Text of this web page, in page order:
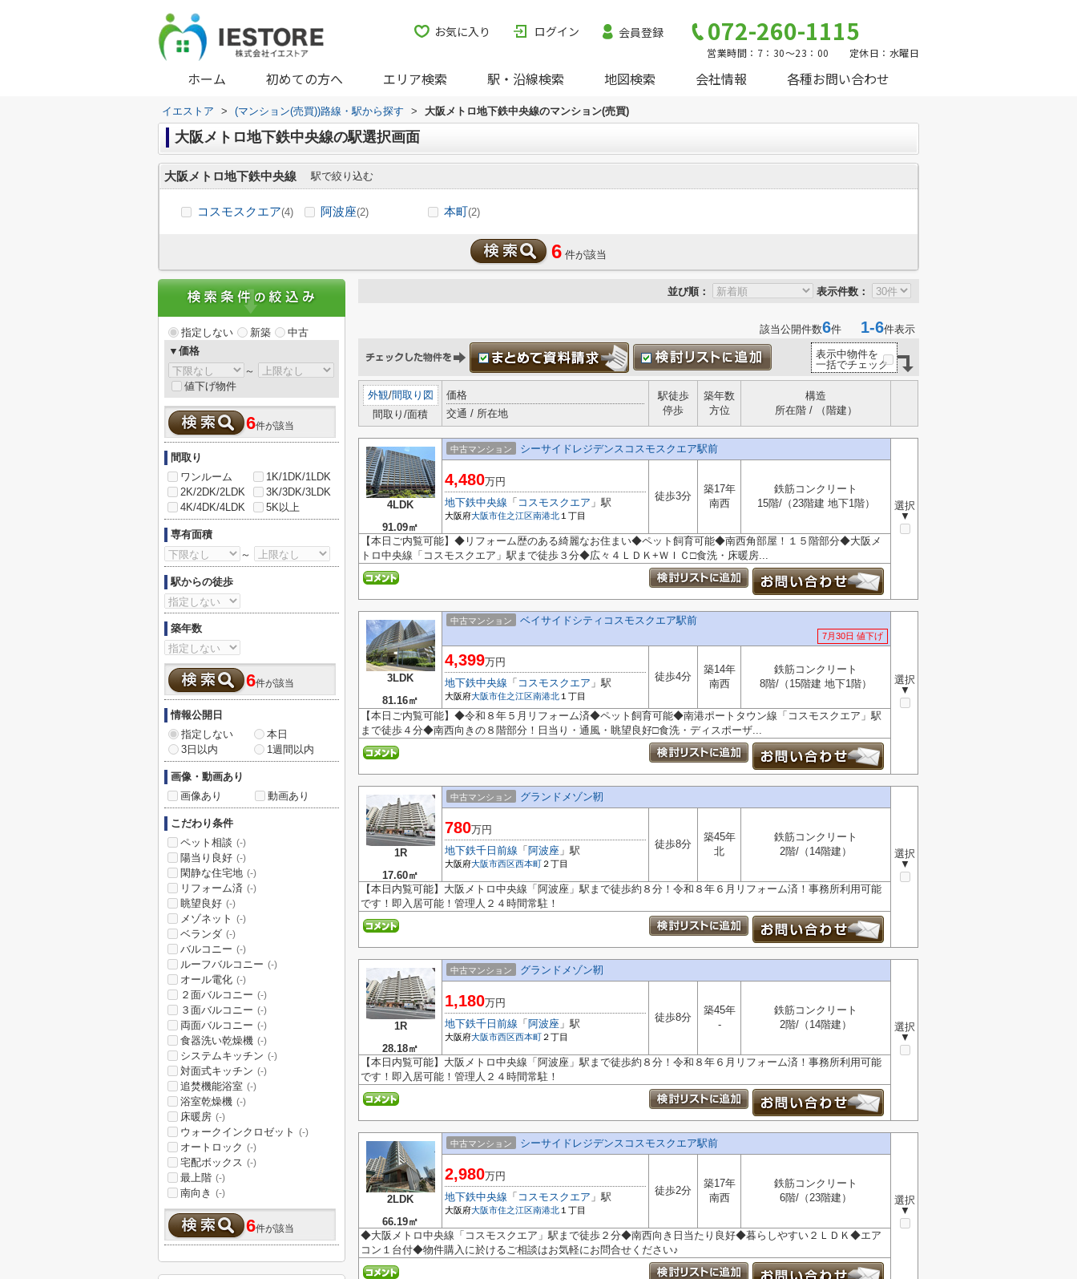
お気に入り ログイン 会員登録 072-260-1115
営業時間：7：30～23：00 定休日：水曜日
ホーム 初めての方へ エリア検索 駅・沿線検索 地図検索 会社情報 各種お問い合わせ
イエストア > (マンション(売買))路線・駅から探す > 大阪メトロ地下鉄中央線のマンション(売買)
大阪メトロ地下鉄中央線の駅選択画面
大阪メトロ地下鉄中央線 駅で絞り込む
コスモスクエア(4) 阿波座(2) 本町(2)
6 件が該当
並び順： 表示件数：
該当公開件数6件 1-6件表示
表示中物件を
一括でチェック
外観/間取り図
間取り/面積
価格
交通 / 所在地
駅徒歩
停歩
築年数
方位
構造
所在階 / （階建）
4LDK
91.09㎡
中古マンション シーサイドレジデンスコスモスクエア駅前
選択
▼
4,480万円
地下鉄中央線 「 コスモスクエア 」駅
大阪府大阪市住之江区南港北 １丁目
徒歩3分
築17年
南西
鉄筋コンクリート
15階/（23階建 地下1階）
【本日ご内覧可能】◆リフォーム歴のある綺麗なお住まい◆ペット飼育可能◆南西角部屋！１５階部分◆大阪メ
トロ中央線「コスモスクエア」駅まで徒歩３分◆広々４ＬＤＫ+ＷＩＣ□食洗・床暖房...
3LDK
81.16㎡
中古マンション ベイサイドシティコスモスクエア駅前
7月30日 値下げ
選択
▼
4,399万円
地下鉄中央線 「 コスモスクエア 」駅
大阪府大阪市住之江区南港北 １丁目
徒歩4分
築14年
南西
鉄筋コンクリート
8階/（15階建 地下1階）
【本日ご内覧可能】◆令和８年５月リフォーム済◆ペット飼育可能◆南港ポートタウン線「コスモスクエア」駅
まで徒歩４分◆南西向きの８階部分！日当り・通風・眺望良好□食洗・ディスポーザ...
1R
17.60㎡
中古マンション グランドメゾン靭
選択
▼
780万円
地下鉄千日前線 「 阿波座 」駅
大阪府大阪市西区西本町 ２丁目
徒歩8分
築45年
北
鉄筋コンクリート
2階/（14階建）
【本日内覧可能】大阪メトロ中央線「阿波座」駅まで徒歩約８分！令和８年６月リフォーム済！事務所利用可能
です！即入居可能！管理人２４時間常駐！
1R
28.18㎡
中古マンション グランドメゾン靭
選択
▼
1,180万円
地下鉄千日前線 「 阿波座 」駅
大阪府大阪市西区西本町 ２丁目
徒歩8分
築45年
-
鉄筋コンクリート
2階/（14階建）
【本日内覧可能】大阪メトロ中央線「阿波座」駅まで徒歩約８分！令和８年６月リフォーム済！事務所利用可能
です！即入居可能！管理人２４時間常駐！
2LDK
66.19㎡
中古マンション シーサイドレジデンスコスモスクエア駅前
選択
▼
2,980万円
地下鉄中央線 「 コスモスクエア 」駅
大阪府大阪市住之江区南港北 １丁目
徒歩2分
築17年
南西
鉄筋コンクリート
6階/（23階建）
◆大阪メトロ中央線「コスモスクエア」駅まで徒歩２分◆南西向き日当たり良好◆暮らしやすい２ＬＤＫ◆エア
コン１台付◆物件購入に於けるご相談はお気軽にお問合せください♪
指定しない 新築
中古
▼価格
～
値下げ物件
6件が該当
間取り
ワンルーム
1K/1DK/1LDK
2K/2DK/2LDK
3K/3DK/3LDK
4K/4DK/4LDK
5K以上
専有面積
～
駅からの徒歩
築年数
6件が該当
情報公開日
指定しない
本日
3日以内
1週間以内
画像・動画あり
画像あり
動画あり
こだわり条件
ペット相談 (-)
陽当り良好 (-)
閑静な住宅地 (-)
リフォーム済 (-)
眺望良好 (-)
メゾネット (-)
ベランダ (-)
バルコニー (-)
ルーフバルコニー (-)
オール電化 (-)
２面バルコニー (-)
３面バルコニー (-)
両面バルコニー (-)
食器洗い乾燥機 (-)
システムキッチン (-)
対面式キッチン (-)
追焚機能浴室 (-)
浴室乾燥機 (-)
床暖房 (-)
ウォークインクロゼット (-)
オートロック (-)
宅配ボックス (-)
最上階 (-)
南向き (-)
6件が該当